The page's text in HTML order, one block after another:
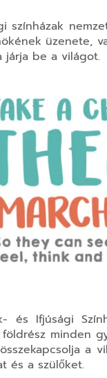
színházak
üzenete,
járja be a világot.
és Ifjúsági
minden
a
és a szülőket.